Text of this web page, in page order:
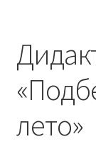
ИГРЫ НА
КОНТАКТЫ
лето»